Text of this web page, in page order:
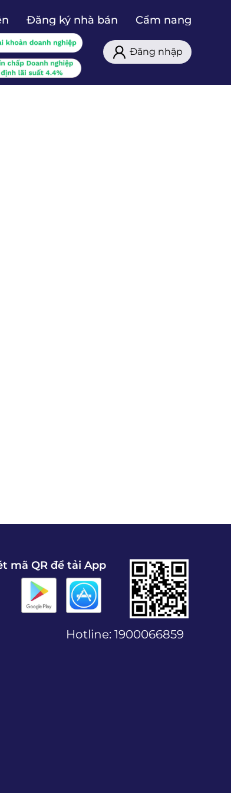
Đăng ký nhà bán Cẩm nang
Đăng nhập
mã QR để tải App
Hotline: 1900066859